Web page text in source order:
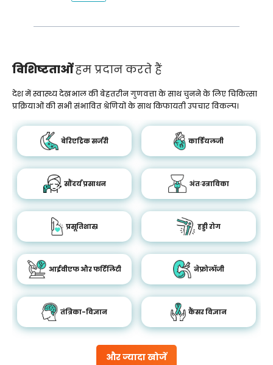
विशिष्टताओंहम प्रदान करते हैं
और ज्यादा खोजें
देश में स्वास्थ्य देखभाल की बेहतरीन गुणवत्ता के साथ चुनने के लिए चिकित्सा
प्रक्रियाओं की सभी संभावित श्रेणियों के साथ किफायती उपचार विकल्प।
बेरिएट्रिक सर्जरी कार्डियलजी
सौंदर्य प्रसाधन अंतःस्त्राविका
प्रसूतिशास्र हड्डी रोग
आईवीएफ और फर्टिलिटी नेफ्रोलॉजी
तंत्रिका-विज्ञान कैंसर विज्ञान